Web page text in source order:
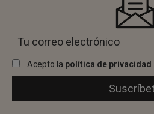
Acepto la política de privacidad